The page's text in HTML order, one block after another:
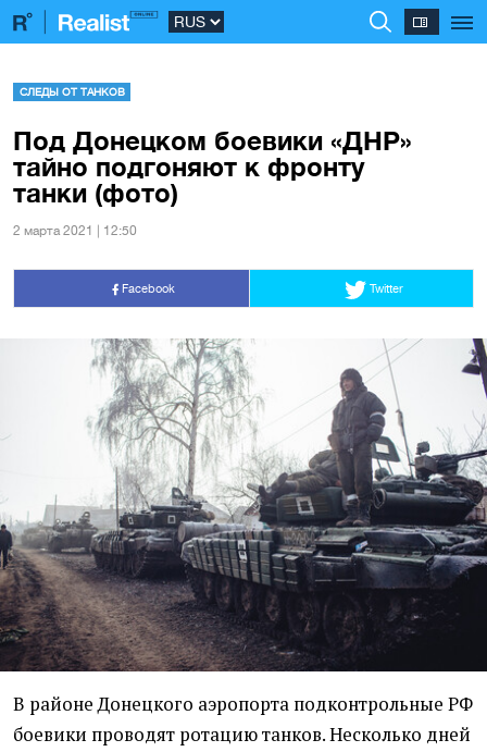
СЛЕДЫ ОТ ТАНКОВ
Под Донецком боевики «ДНР»
тайно подгоняют к фронту
танки (фото)
2 марта 2021 | 12:50
Facebook Twitter
В районе Донецкого аэропорта подконтрольные РФ
боевики проводят ротацию танков. Несколько дней